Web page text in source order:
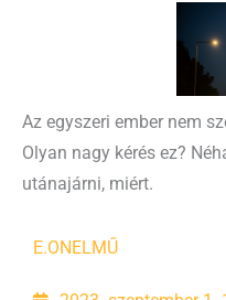
Az egyszeri ember nem
Olyan nagy kérés ez?
utánajárni, miért.
E.ON ELMŰ